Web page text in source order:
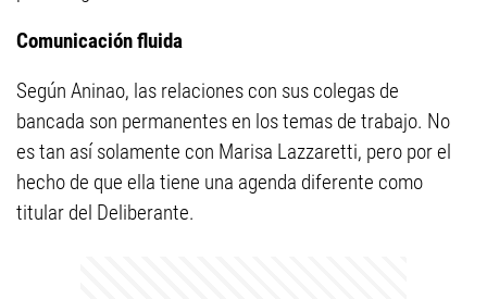
Comunicación fluida
Según Aninao, las relaciones con sus colegas de
bancada son permanentes en los temas de trabajo. No
es tan así solamente con Marisa Lazzaretti, pero por el
hecho de que ella tiene una agenda diferente como
titular del Deliberante.